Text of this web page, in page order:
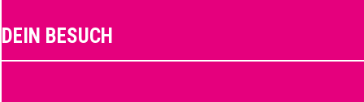
DEIN BESUCH